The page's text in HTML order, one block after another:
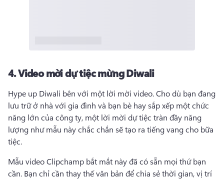
4.Video mời dự tiệc mừng Diwali
Hype up Diwali bên với một lời mời video. Cho dù bạn đang
lưu trữ ở nhà với gia đình và bạn bè hay sắp xếp một chức
năng lớn của công ty, một lời mời dự tiệc tràn đầy năng
lượng như mẫu này chắc chắn sẽ tạo ra tiếng vang cho bữa
tiệc.
Mẫu video Clipchamp bắt mắt này đã có sẵn mọi thứ bạn
cần. Bạn chỉ cần thay thế văn bản để chia sẻ thời gian, vị trí